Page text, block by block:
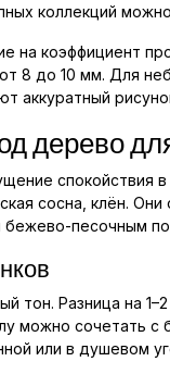
коллекций
на коэффициент
8 до 10 мм. Для
аккуратный
дерево
спокойствия
сосна, клён.
бежево-песочным
тон. Разница на
можно сочетать с
или в душевом